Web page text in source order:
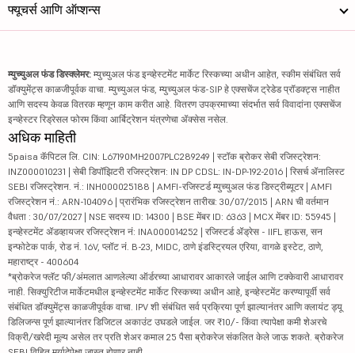
फ्यूचर्स आणि ऑप्शन्स
म्युच्युअल फंड डिस्क्लेमर: म्युच्युअल फंड इन्व्हेस्टमेंट मार्केट रिस्कच्या अधीन आहेत, स्कीम संबंधित सर्व
डॉक्युमेंट्स काळजीपूर्वक वाचा. म्युच्युअल फंड, म्युच्युअल फंड-SIP हे एक्सचेंज ट्रेडेड प्रॉडक्ट्स नाहीत
आणि सदस्य केवळ वितरक म्हणून काम करीत आहे. वितरण उपक्रमाच्या संदर्भात सर्व विवादांना एक्सचेंज
इन्व्हेस्टर रिड्रेसल फोरम किंवा आर्बिट्रेशन यंत्रणेचा ॲक्सेस नसेल.
अधिक माहिती
5paisa कॅपिटल लि. CIN: L67190MH2007PLC289249 | स्टॉक ब्रोकर सेबी रजिस्ट्रेशन:
INZ000010231 | सेबी डिपॉझिटरी रजिस्ट्रेशन: IN DP CDSL: IN-DP-192-2016 | रिसर्च ॲनालिस्ट
SEBI रजिस्ट्रेशन. नं.: INH000025188 | AMFI-रजिस्टर्ड म्युच्युअल फंड डिस्ट्रीब्यूटर | AMFI
रजिस्ट्रेशन नं.: ARN-104096 | प्रारंभिक रजिस्ट्रेशन तारीख: 30/07/2015 | ARN ची वर्तमान
वैधता : 30/07/2027 | NSE सदस्य ID: 14300 | BSE मेंबर ID: 6363 | MCX मेंबर ID: 55945 |
इन्व्हेस्टमेंट ॲडव्हायजर रजिस्ट्रेशन नं: INA000014252 | रजिस्टर्ड ॲड्रेस - IIFL हाऊस, सन
इन्फोटेक पार्क, रोड नं. 16V, प्लॉट नं. B-23, MIDC, ठाणे इंडस्ट्रियल एरिया, वागळे इस्टेट, ठाणे,
महाराष्ट्र - 400604
*ब्रोकरेज फ्लॅट फी/अंमलात आणलेल्या ऑर्डरच्या आधारावर आकारले जाईल आणि टक्केवारी आधारावर
नाही. सिक्युरिटीज मार्केटमधील इन्व्हेस्टमेंट मार्केट रिस्कच्या अधीन आहे, इन्व्हेस्टमेंट करण्यापूर्वी सर्व
संबंधित डॉक्युमेंट्स काळजीपूर्वक वाचा. IPV शी संबंधित सर्व प्रक्रिया पूर्ण झाल्यानंतर आणि क्लायंट ड्यू
डिलिजन्स पूर्ण झाल्यानंतर डिजिटल अकाउंट उघडले जाईल. जर ₹10/- किंवा त्यापेक्षा कमी शेअरचे
विक्री/खरेदी मूल्य असेल तर प्रति शेअर कमाल 25 पैसा ब्रोकरेज संकलित केले जाऊ शकते. ब्रोकरेज